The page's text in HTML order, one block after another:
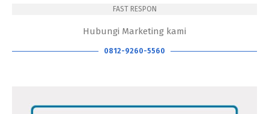
FAST RESPON
Hubungi Marketing kami
0812-9260-5560